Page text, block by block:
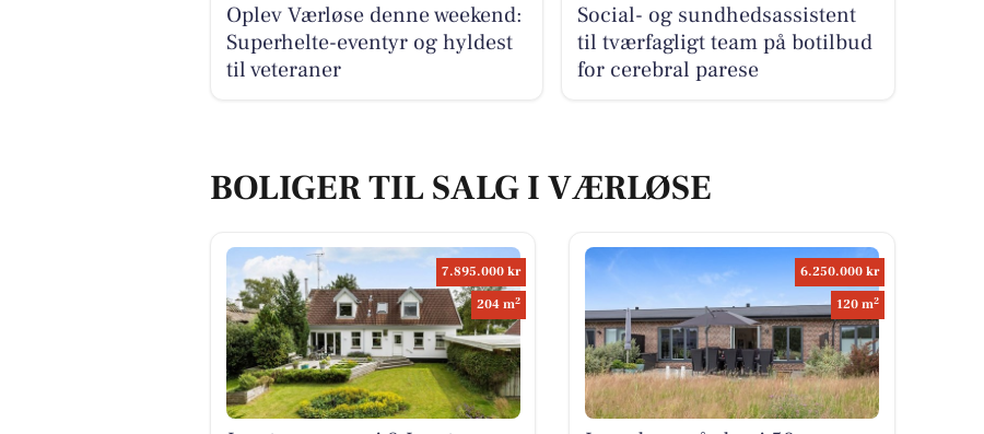
Oplev Værløse denne weekend:
Superhelte-eventyr og hyldest
til veteraner
Social- og sundhedsassistent
til tværfagligt team på botilbud
for cerebral parese
BOLIGER TIL SALG I VÆRLØSE
7.895.000 kr
204 m2
6.250.000 kr
120 m2